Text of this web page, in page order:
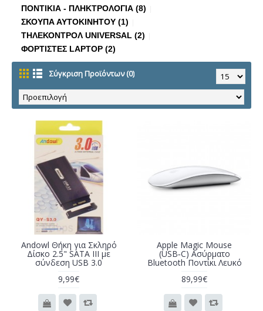
ΠΟΝΤΙΚΙΑ - ΠΛΗΚΤΡΟΛΟΓΙΑ (8)
ΣΚΟΥΠΑ ΑΥΤΟΚΙΝΗΤΟΥ (1)
ΤΗΛΕΚΟΝΤΡΟΛ UNIVERSAL (2)
ΦΟΡΤΙΣΤΕΣ LAPTOP (2)
Σύγκριση Προϊόντων (0)
Andowl Θήκη για Σκληρό
Δίσκο 2.5" SATA III με
σύνδεση USB 3.0
9,99€
Apple Magic Mouse
(USB‑C) Ασύρματο
Bluetooth Ποντίκι Λευκό
89,99€